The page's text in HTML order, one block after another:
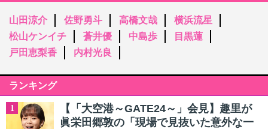
山田涼介 佐野勇斗 高橋文哉
横浜流星
松山ケンイチ
蒼井優 中島歩
目黒蓮
戸田恵梨香
内村光良
ランキング
1
【「大空港～GATE24～」会見】趣里が
眞栄田郷敦の「現場で見抜いた意外な一